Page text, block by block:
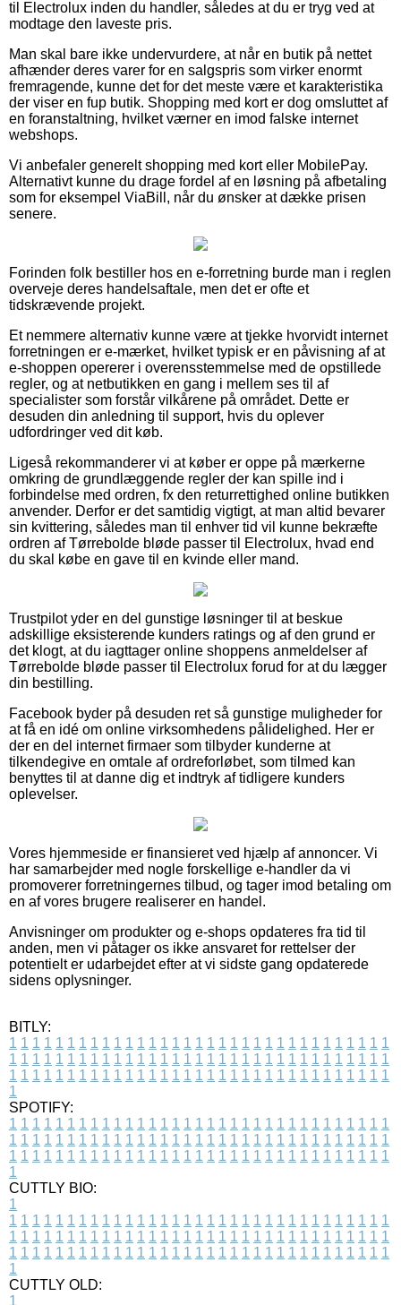
til Electrolux inden du handler, således at du er tryg ved at
modtage den laveste pris.
Man skal bare ikke undervurdere, at når en butik på nettet
afhænder deres varer for en salgspris som virker enormt
fremragende, kunne det for det meste være et karakteristika
der viser en fup butik. Shopping med kort er dog omsluttet af
en foranstaltning, hvilket værner en imod falske internet
webshops.
Vi anbefaler generelt shopping med kort eller MobilePay.
Alternativt kunne du drage fordel af en løsning på afbetaling
som for eksempel ViaBill, når du ønsker at dække prisen
senere.
Forinden folk bestiller hos en e-forretning burde man i reglen
overveje deres handelsaftale, men det er ofte et
tidskrævende projekt.
Et nemmere alternativ kunne være at tjekke hvorvidt internet
forretningen er e-mærket, hvilket typisk er en påvisning af at
e-shoppen opererer i overensstemmelse med de opstillede
regler, og at netbutikken en gang i mellem ses til af
specialister som forstår vilkårene på området. Dette er
desuden din anledning til support, hvis du oplever
udfordringer ved dit køb.
Ligeså rekommanderer vi at køber er oppe på mærkerne
omkring de grundlæggende regler der kan spille ind i
forbindelse med ordren, fx den returrettighed online butikken
anvender. Derfor er det samtidig vigtigt, at man altid bevarer
sin kvittering, således man til enhver tid vil kunne bekræfte
ordren af Tørrebolde bløde passer til Electrolux, hvad end
du skal købe en gave til en kvinde eller mand.
Trustpilot yder en del gunstige løsninger til at beskue
adskillige eksisterende kunders ratings og af den grund er
det klogt, at du iagttager online shoppens anmeldelser af
Tørrebolde bløde passer til Electrolux forud for at du lægger
din bestilling.
Facebook byder på desuden ret så gunstige muligheder for
at få en idé om online virksomhedens pålidelighed. Her er
der en del internet firmaer som tilbyder kunderne at
tilkendegive en omtale af ordreforløbet, som tilmed kan
benyttes til at danne dig et indtryk af tidligere kunders
oplevelser.
Vores hjemmeside er finansieret ved hjælp af annoncer. Vi
har samarbejder med nogle forskellige e-handler da vi
promoverer forretningernes tilbud, og tager imod betaling om
en af vores brugere realiserer en handel.
Anvisninger om produkter og e-shops opdateres fra tid til
anden, men vi påtager os ikke ansvaret for rettelser der
potentielt er udarbejdet efter at vi sidste gang opdaterede
sidens oplysninger.
BITLY:
1 1 1 1 1 1 1 1 1 1 1 1 1 1 1 1 1 1 1 1 1 1 1 1 1 1 1 1 1 1 1 1 1
1 1 1 1 1 1 1 1 1 1 1 1 1 1 1 1 1 1 1 1 1 1 1 1 1 1 1 1 1 1 1 1 1
1 1 1 1 1 1 1 1 1 1 1 1 1 1 1 1 1 1 1 1 1 1 1 1 1 1 1 1 1 1 1 1 1
1
SPOTIFY:
1 1 1 1 1 1 1 1 1 1 1 1 1 1 1 1 1 1 1 1 1 1 1 1 1 1 1 1 1 1 1 1 1
1 1 1 1 1 1 1 1 1 1 1 1 1 1 1 1 1 1 1 1 1 1 1 1 1 1 1 1 1 1 1 1 1
1 1 1 1 1 1 1 1 1 1 1 1 1 1 1 1 1 1 1 1 1 1 1 1 1 1 1 1 1 1 1 1 1
1
CUTTLY BIO:
1
1 1 1 1 1 1 1 1 1 1 1 1 1 1 1 1 1 1 1 1 1 1 1 1 1 1 1 1 1 1 1 1 1
1 1 1 1 1 1 1 1 1 1 1 1 1 1 1 1 1 1 1 1 1 1 1 1 1 1 1 1 1 1 1 1 1
1 1 1 1 1 1 1 1 1 1 1 1 1 1 1 1 1 1 1 1 1 1 1 1 1 1 1 1 1 1 1 1 1
1
CUTTLY OLD:
1